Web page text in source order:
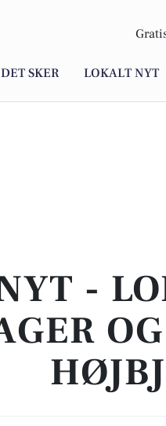
DET SKER LOKALT NYT
-